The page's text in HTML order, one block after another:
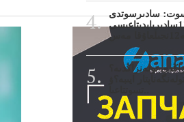
سوت: سادىرسوتدى
12سادىربايدىتاعىسى
تولەنزاڭدىە؟